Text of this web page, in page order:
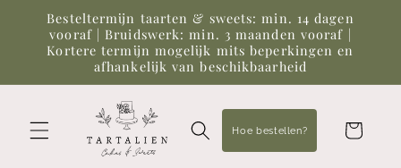
naar de
content
Besteltermijn taarten & sweets: min. 14 dagen
vooraf | Bruidswerk: min. 3 maanden vooraf |
Kortere termijn mogelijk mits beperkingen en
afhankelijk van beschikbaarheid
Hoe bestellen?Winkelwagen